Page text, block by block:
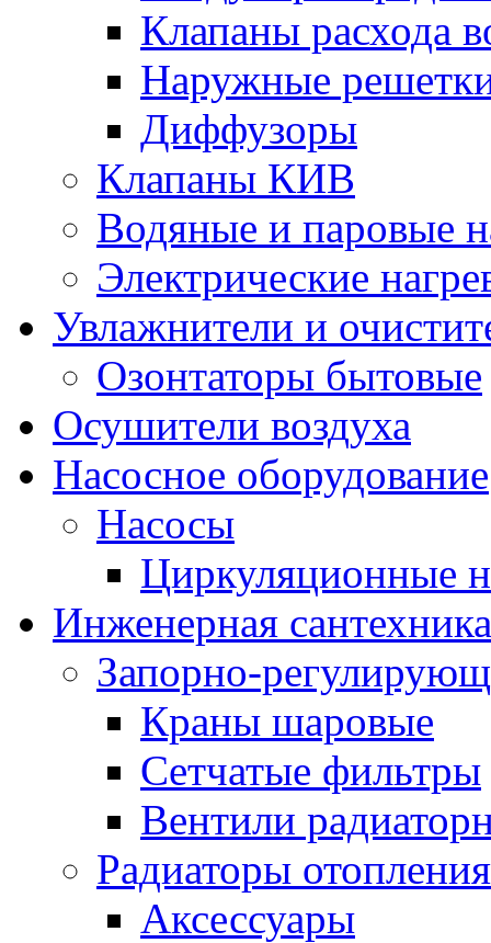
Клапаны расхода
Наружные
Диффузоры
Клапаны КИВ
Водяные и паровые
Электрические
Увлажнители и
Озонтаторы бытовые
Осушители воздуха
Насосное оборудование
Насосы
Циркуляционные
Инженерная сантехника
Запорно-
Краны шаровые
Сетчатые фильтры
Вентили
Радиаторы отопления
Аксессуары